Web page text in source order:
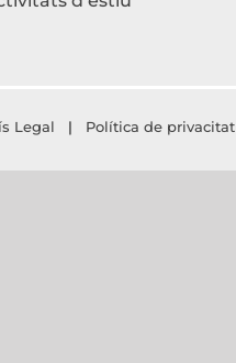
Legal | Política de privacitat